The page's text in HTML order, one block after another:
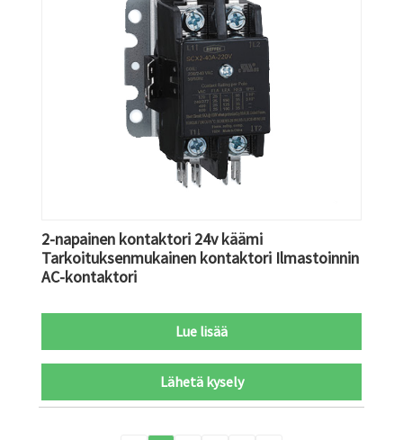
2-napainen kontaktori 24v käämi
Tarkoituksenmukainen kontaktori Ilmastoinnin
AC-kontaktori
Lue lisää
Lähetä kysely